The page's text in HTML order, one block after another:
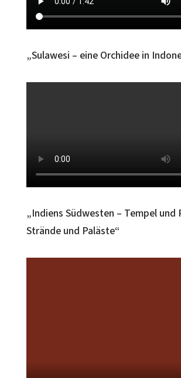
„Sulawesi – eine Orchidee in
„Indiens Südwesten – Tempel und
Strände und Paläste“